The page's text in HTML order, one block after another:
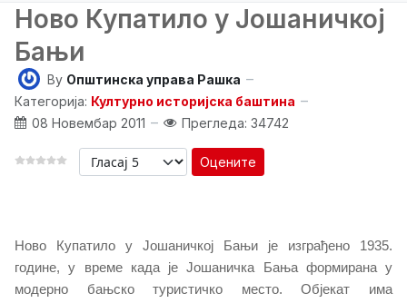
Ново Купатило у Јошаничкој
Бањи
By Општинска управа Рашка
Категорија: Културно историјска баштина
08 Новембар 2011
Прегледа: 34742
Оцените
Ново Купатило у Јошаничкој Бањи је изграђено 1935.
године, у време када је Јошаничка Бања формирана у
модерно бањско туристичко место. Објекат има